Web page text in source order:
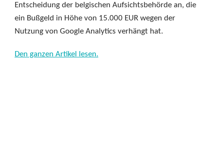
Entscheidung der belgischen Aufsichtsbehörde an, die
ein Bußgeld in Höhe von 15.000 EUR wegen der
Nutzung von Google Analytics verhängt hat.
Den ganzen Artikel lesen.